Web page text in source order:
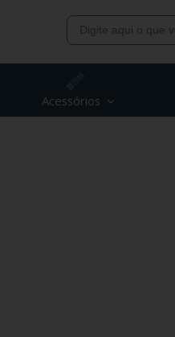
Acessórios